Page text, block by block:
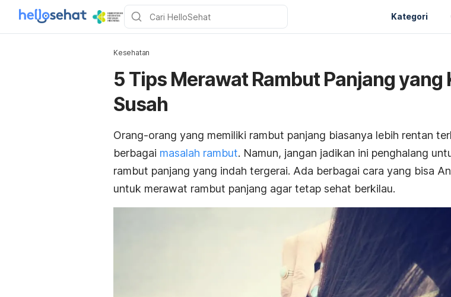
Kategori
Kesehatan
5 Tips Merawat Rambut Panjang yang
Susah
Orang-orang yang memiliki rambut panjang biasanya lebih rentan
berbagai masalah rambut. Namun, jangan jadikan ini penghalang
rambut panjang yang indah tergerai. Ada berbagai cara yang bisa
untuk merawat rambut panjang agar tetap sehat berkilau.